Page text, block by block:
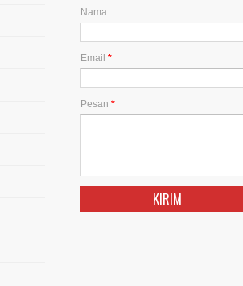
Nama
Email *
Pesan *